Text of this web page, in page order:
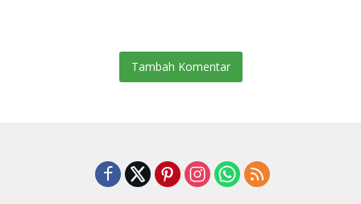
Tambah Komentar